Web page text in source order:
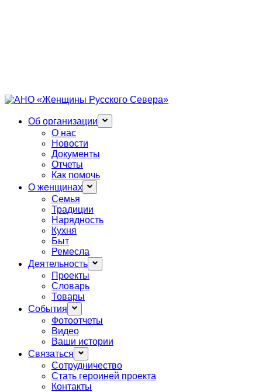
Об организации
О нас
Новости
Документы
Отчеты
Как помочь
О женщинах
Семья
Традиции
Нарядность
Кухня
Быт
Ремесла
Деятельность
Проекты
Словарь
Товары
События
Фотоотчеты
Видео
Ваши истории
Связаться
Сотрудничество
Стать героиней проекта
Контакты